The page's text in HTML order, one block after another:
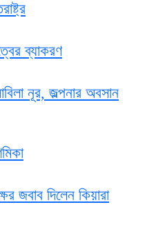
ব্যাকরণ
নূর, জল্পনার অবসান
জবাব দিলেন কিয়ারা